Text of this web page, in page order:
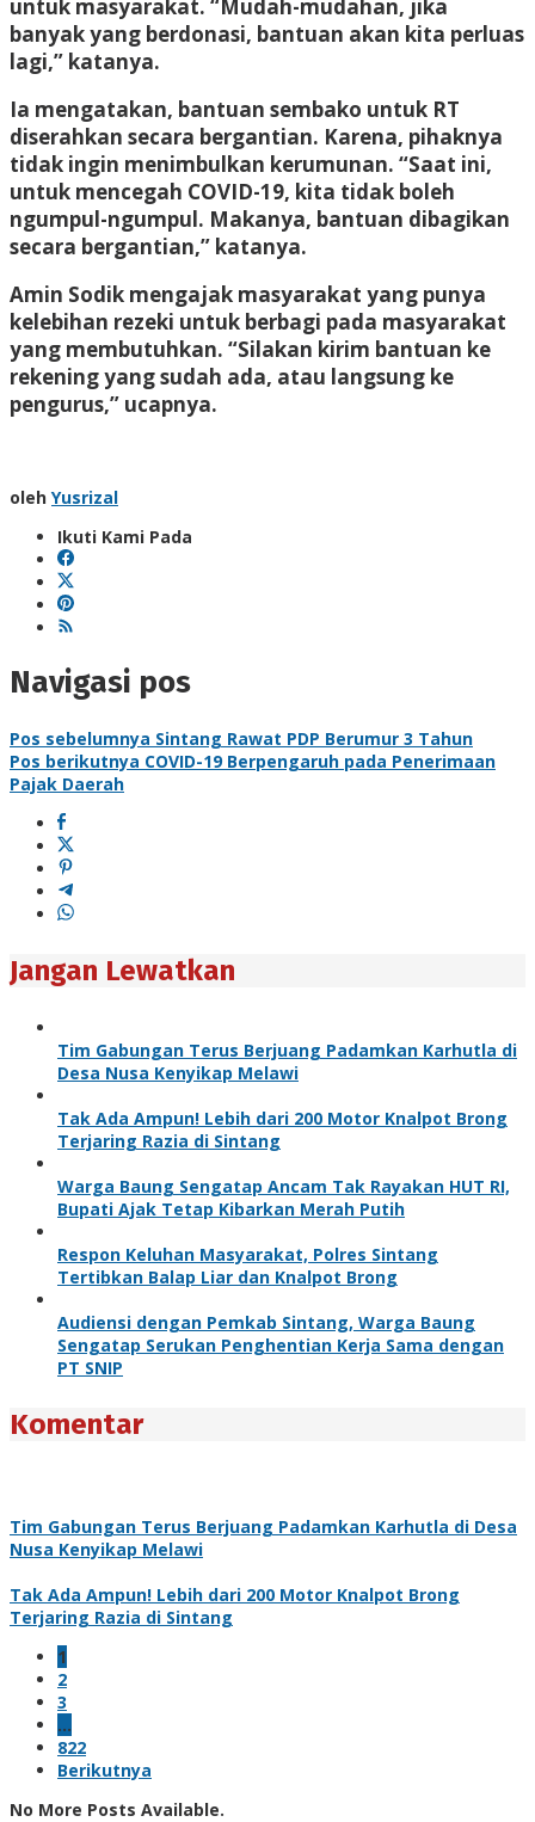
untuk masyarakat. “Mudah-mudahan, jika
banyak yang berdonasi, bantuan akan kita perluas
lagi,” katanya.
Ia mengatakan, bantuan sembako untuk RT
diserahkan secara bergantian. Karena, pihaknya
tidak ingin menimbulkan kerumunan. “Saat ini,
untuk mencegah COVID-19, kita tidak boleh
ngumpul-ngumpul. Makanya, bantuan dibagikan
secara bergantian,” katanya.
Amin Sodik mengajak masyarakat yang punya
kelebihan rezeki untuk berbagi pada masyarakat
yang membutuhkan. “Silakan kirim bantuan ke
rekening yang sudah ada, atau langsung ke
pengurus,” ucapnya.
oleh Yusrizal
Ikuti Kami Pada
Navigasi pos
Pos sebelumnya Sintang Rawat PDP Berumur 3 Tahun
Pos berikutnya COVID-19 Berpengaruh pada Penerimaan
Pajak Daerah
Jangan Lewatkan
Tim Gabungan Terus Berjuang Padamkan Karhutla di
Desa Nusa Kenyikap Melawi
Tak Ada Ampun! Lebih dari 200 Motor Knalpot Brong
Terjaring Razia di Sintang
Warga Baung Sengatap Ancam Tak Rayakan HUT RI,
Bupati Ajak Tetap Kibarkan Merah Putih
Respon Keluhan Masyarakat, Polres Sintang
Tertibkan Balap Liar dan Knalpot Brong
Audiensi dengan Pemkab Sintang, Warga Baung
Sengatap Serukan Penghentian Kerja Sama dengan
PT SNIP
Komentar
Tim Gabungan Terus Berjuang Padamkan Karhutla di Desa
Nusa Kenyikap Melawi
Tak Ada Ampun! Lebih dari 200 Motor Knalpot Brong
Terjaring Razia di Sintang
1
2
3
…
822
Berikutnya
No More Posts Available.